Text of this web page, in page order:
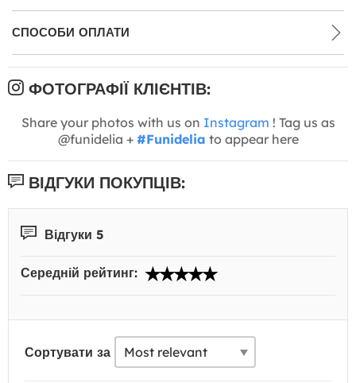
СПОСОБИ ОПЛАТИ
ФОТОГРАФІЇ КЛІЄНТІВ:
Share your photos with us on Instagram ! Tag us as
@funidelia + #Funidelia to appear here
ВІДГУКИ ПОКУПЦІВ:
Відгуки 5
Середній рейтинг:
Сортувати за